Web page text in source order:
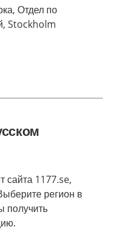
Отдел по
Stockholm
сайта 1177.se,
регион в
получить